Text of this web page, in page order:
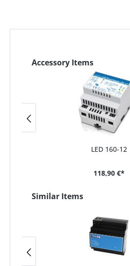
Accessory Items
LED 160-12
118,90 €*
Similar Items